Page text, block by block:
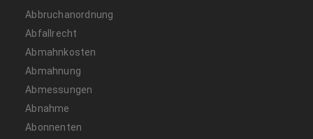
Abbruchanordnung
Abfallrecht
Abmahnkosten
Abmahnung
Abmessungen
Abnahme
Abonnenten